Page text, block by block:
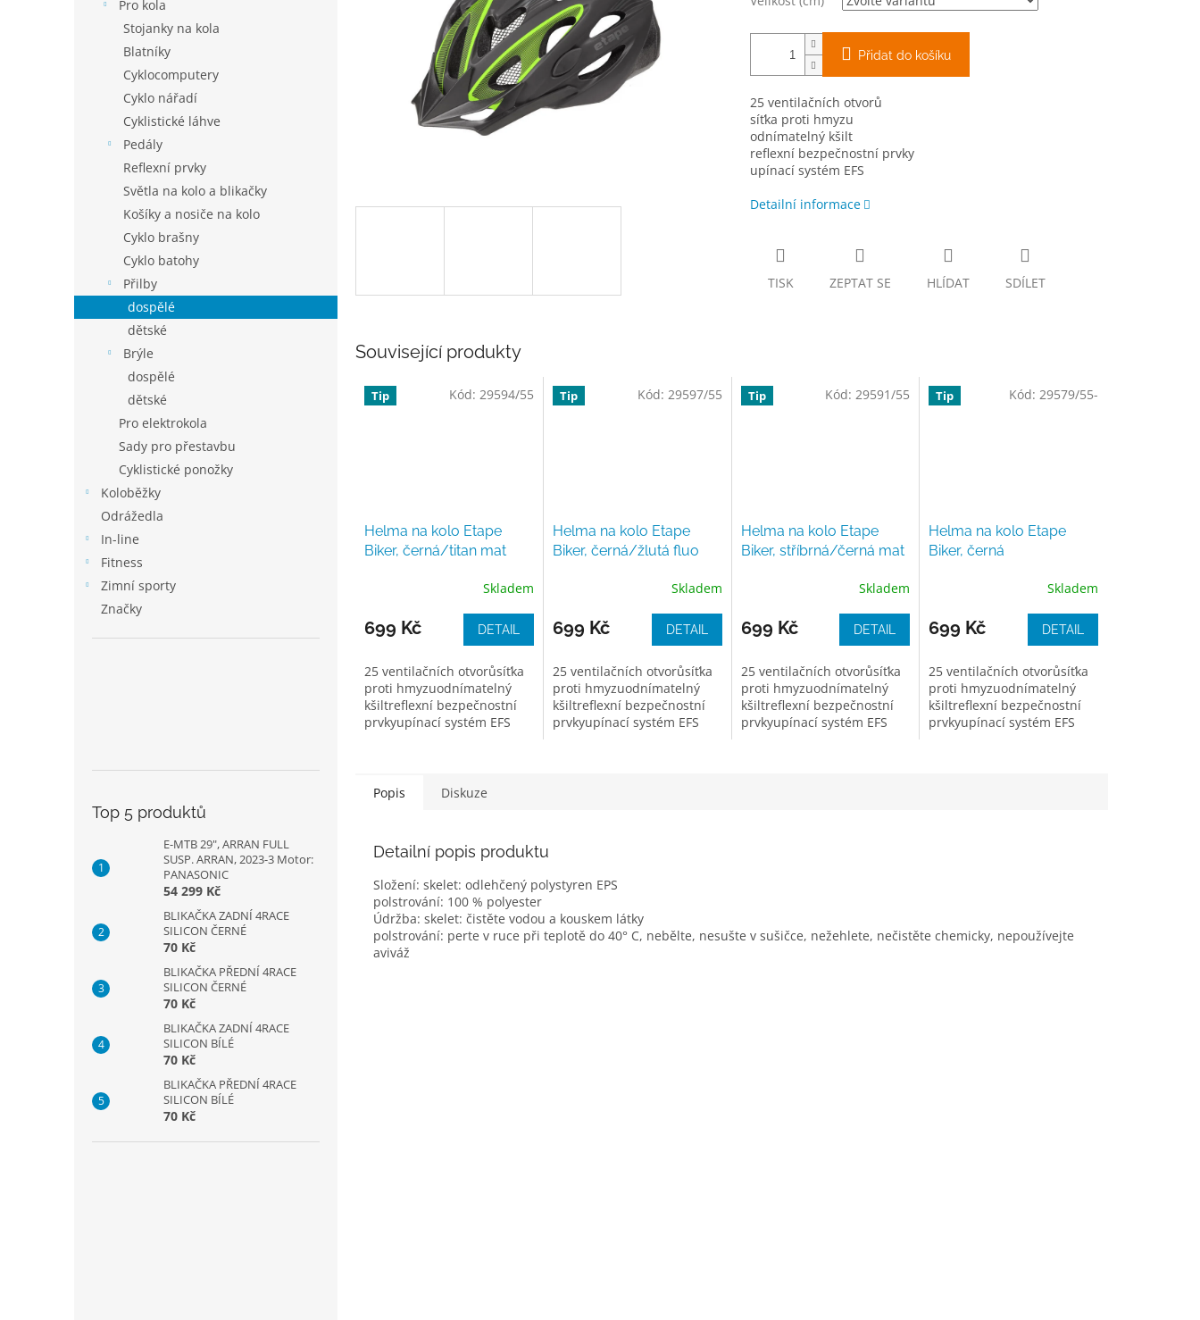
Pro kola
Stojanky na kola
Blatníky
Cyklocomputery
Cyklo nářadí
Cyklistické láhve
Pedály
Reflexní prvky
Světla na kolo a blikačky
Košíky a nosiče na kolo
Cyklo brašny
Cyklo batohy
Přilby
dospělé
dětské
Brýle
dospělé
dětské
Pro elektrokola
Sady pro přestavbu
Cyklistické ponožky
Koloběžky
Odrážedla
In-line
Fitness
Zimní sporty
Značky
Top 5 produktů
E-MTB 29", ARRAN FULL
SUSP. ARRAN, 2023-3 Motor:
PANASONIC
54 299 Kč
BLIKAČKA ZADNÍ 4RACE
SILICON ČERNÉ
70 Kč
BLIKAČKA PŘEDNÍ 4RACE
SILICON ČERNÉ
70 Kč
BLIKAČKA ZADNÍ 4RACE
SILICON BÍLÉ
70 Kč
BLIKAČKA PŘEDNÍ 4RACE
SILICON BÍLÉ
70 Kč
Přidat do košíku
25 ventilačních otvorů
síťka proti hmyzu
odnímatelný kšilt
reflexní bezpečnostní prvky
upínací systém EFS
Detailní informace
TISK ZEPTAT SE HLÍDAT SDÍLET
Související produkty
Tip
Helma na kolo Etape
Biker, černá/titan mat
Skladem
699 Kč DETAIL
25 ventilačních otvorůsíťka
proti hmyzuodnímatelný
kšiltreflexní bezpečnostní
prvkyupínací systém EFS
Kód: 29594/55 Tip
Helma na kolo Etape
Biker, černá/žlutá fluo
Skladem
699 Kč DETAIL
25 ventilačních otvorůsíťka
proti hmyzuodnímatelný
kšiltreflexní bezpečnostní
prvkyupínací systém EFS
Kód: 29597/55 Tip
Helma na kolo Etape
Biker, stříbrná/černá mat
Skladem
699 Kč DETAIL
25 ventilačních otvorůsíťka
proti hmyzuodnímatelný
kšiltreflexní bezpečnostní
prvkyupínací systém EFS
Kód: 29591/55 Tip
Helma na kolo Etape
Biker, černá
Skladem
699 Kč DETAIL
25 ventilačních otvorůsíťka
proti hmyzuodnímatelný
kšiltreflexní bezpečnostní
prvkyupínací systém EFS
Kód: 29579/55-
Popis Diskuze
Detailní popis produktu
Složení: skelet: odlehčený polystyren EPS
polstrování: 100 % polyester
Údržba: skelet: čistěte vodou a kouskem látky
polstrování: perte v ruce při teplotě do 40° C, nebělte, nesušte v sušičce, nežehlete, nečistěte chemicky, nepoužívejte
aviváž